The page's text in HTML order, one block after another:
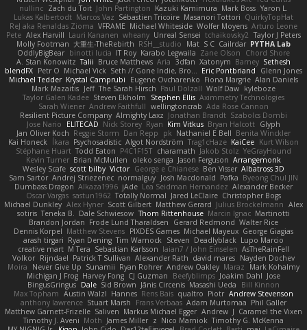
nullinc Zach du Toit John Partington Kazuki Kamimura Mark Boss Yaron L.
Lukas Kalbertodt Marcos Vaz Sébastien Tricoire Masanori Tottori QuirkyTopHat
ReJ aka Renaldas Zioma VFRAME Michael Whiteside Wolfer Moyens Arturo Leone
Pete Alex Harvill Lauri Kananen wheany Unreal Sensei tchaikovsky2 Taylor J Peters
Molly Footman 大重生-TheRebirth RSH__studio Mat S C Cailrdar PYTHA Lab
OddlyBigBear binotti lucia IT Roy Karabo Legwaila Zane Olson
Chord Shore
A. Stan Konowitz Talii Bruce Matthews Aria 3dfan Xatonym Barney Sethesh
blendFX Petr O Michael Vick Seth // Gone Indie, Bro... Eric Pontbriand
Glenn Jones
Michael Tedder Krystal Camprubi Eugene Ovcharenko Fiona Margrie Alan Daniels
Mark Mazaitis Jeff The Sarah Hirsch Paul Dolzall Wolf Daw kyleboze
Taylor Galen Kadee Steven Ekholm Stephen Ellis Aximmetry Technologies
Sarah Wiener Andrew Faithfull wellingtoncrab Ada Rose Cannon
Resilient Picture Company Almighty Laxz Jonathan Brandt Szabolcs Dombi
Jose Nario
ELITECAD Nick Storey Ryan Kim Vitkus Bryan Halcott Glyph
Jan Oliver Koch Reggie Storm Dan Repp pk Nathaniel E Bell Benita Winckler
Kai Honeck Íkara Psychosadistic Algot Nordström Trag1cHaze KaiCee Kurt Wilson
Stéphane Huart Todd Eaton P4C1F15T charamath Jakob Stolz YeGrayHound
Kevin Turner Brian McMullen oleko senga Jason Ferguson Arrangemonk
Wesley Scafe scott bilby Victor George e Chianese Ben Visser Albatross 3D
Sam Sartor Andrej Striezenec normalguy Josh Macdonald Pafka Byeong Chul JIN
Dumbass Dragon Alkaza1996 jAde Lea Seidman Hernandez Alexander Becker
Oscar Vargas sastun1962 Totally Normal Jared LeClaire Christopher Bogs
Michael Dunkley Alex Hyner Scott Gilbert Matthew Gerard Julius Brockelmann Alex
sotiris Teneka B. Dale Schwiesow Thom Rittenhouse Marcin Ignac Martinotti
Brandon Jordan Frode Lund Tharaldsen Gerard Redmond Walter Rice
Dennis Korpel Matthew Stevens PIXDES Games Michael Mayeux George Giagias
arash tirgari Ryan Dening Tim Warnock Steven Deadlyblack Lupo Marcio
creative mart M Tera Sebastian Karlsson Iaian7 / John Einselen AsTheRainFell
Volkor Rijndael Patrick T Sullivan Alexander Rath david mares Nayden Dochev
Moira
Never Give Up Sunamii Ryan Rohrer Andrew Oakley Maraz
Mark Kohalmy
Michigan J Frog Harvey Fong CJ Guzman Beefyblimps Joakim Dahl Jose
BingusGringus Dale Sid Brown Jānis Circenis Masashi Ueda
Bill Kinnon
Max Topham Austin Walzl Hannes Rens Bais qualtro Piotr Andrew Stevenson
anthony lawrence Stuart Marsh Frans Verbaas Adam Murtomaa Phil Galler
Matthew Garnett-Frizelle Saliven Markus Michael Egger Andrew J Caramel the Vixen
Timothy J. Aveni Moth James Miller z Nico Marniok Timothy G. McKenna